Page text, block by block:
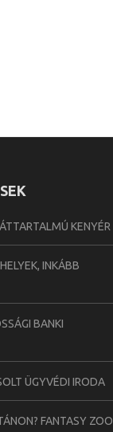
KENYÉR
INKÁBB
BANKI
ÜGYVÉDI IRODA
FANTASY ZOO